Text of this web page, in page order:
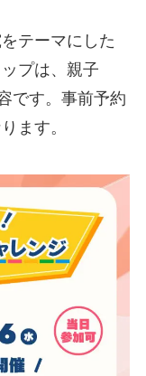
テーマにした
プは、親子
です。事前予約
ます。